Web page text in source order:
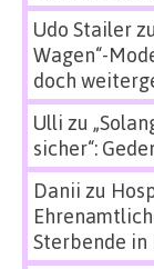
Udo Stailerzu
Wagen“-
doch
Ulli zu
sicher“:
Danii zu
Sterbende in